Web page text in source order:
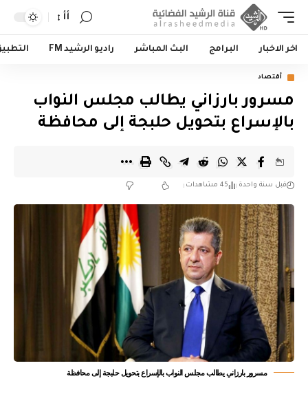
أأ
اخر الاخبار البرامج البث المباشر راديو الرشيد FM
أقتصاد
مسرور بارزاني يطالب مجلس النواب
بالإسراع بتحويل حلبجة إلى محافظة
قبل سنة واحدة 45 مشاهدات
مسرور بارزاني يطالب مجلس النواب بالإسراع بتحويل حلبجة إلى محافظة